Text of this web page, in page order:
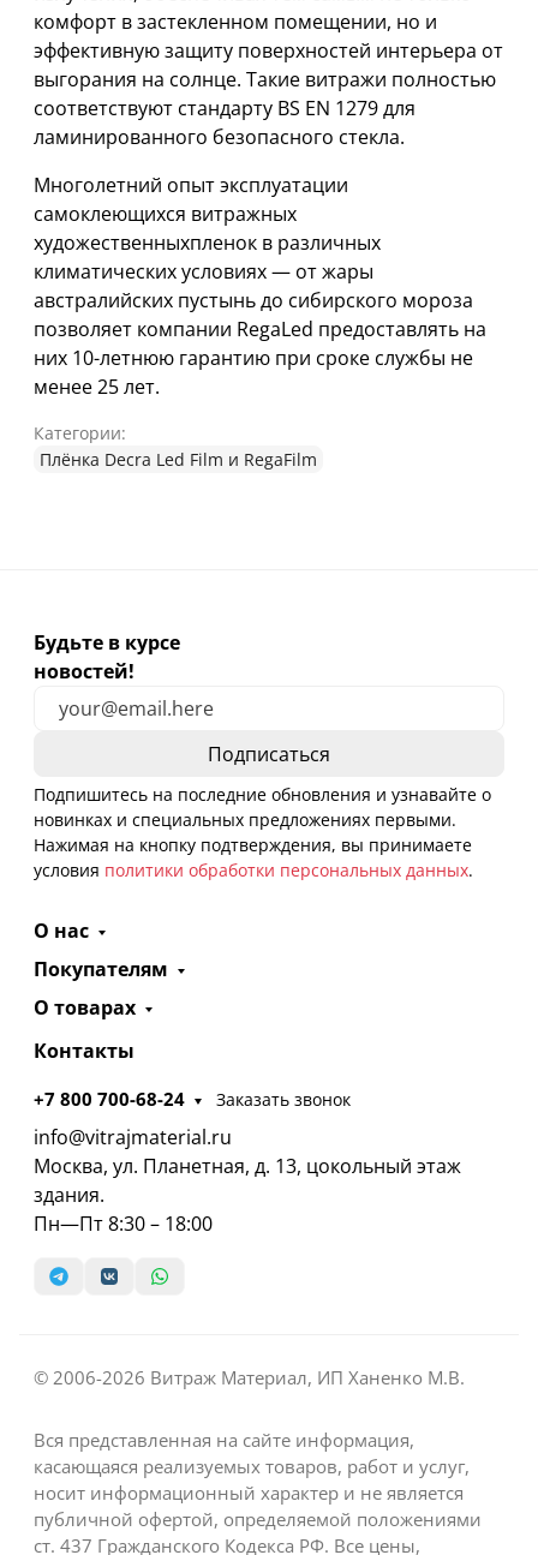
комфорт в застекленном помещении, но и
эффективную защиту поверхностей интерьера от
выгорания на солнце. Такие витражи полностью
соответствуют стандарту BS EN 1279 для
ламинированного безопасного стекла.
Многолетний опыт эксплуатации
самоклеющихся витражных
художественныхпленок в различных
климатических условиях — от жары
австралийских пустынь до сибирского мороза
позволяет компании RegaLed предоставлять на
них 10-летнюю гарантию при сроке службы не
менее 25 лет.
Категории:
Плёнка Decra Led Film и RegaFilm
Будьте в курсе
новостей!
Подпишитесь на последние обновления и узнавайте о
новинках и специальных предложениях первыми.
Нажимая на кнопку подтверждения, вы принимаете
условия политики обработки персональных данных.
О нас
Покупателям
О товарах
Контакты
+7 800 700-68-24 Заказать звонок
info@vitrajmaterial.ru
Москва, ул. Планетная, д. 13, цокольный этаж
здания.
Пн—Пт 8:30 – 18:00
© 2006-2026 Витраж Материал, ИП Ханенко М.В.
Вся представленная на сайте информация,
касающаяся реализуемых товаров, работ и услуг,
носит информационный характер и не является
публичной офертой, определяемой положениями
ст. 437 Гражданского Кодекса РФ. Все цены,